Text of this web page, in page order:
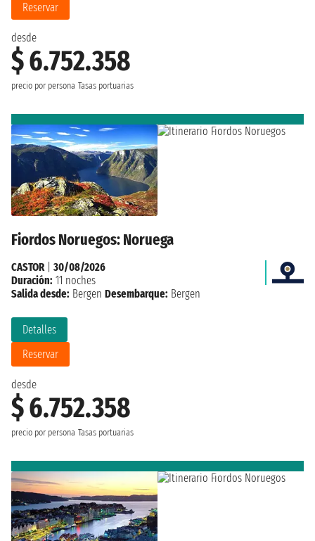
desde
$ 6.752.358
precio por persona Tasas portuarias
Reservar
Fiordos Noruegos: Noruega
desde
$ 6.752.358
precio por persona Tasas portuarias
Detalles
Reservar
CASTOR
30/08/2026
Duración: 11 noches
Salida desde: Bergen Desembarque: Bergen